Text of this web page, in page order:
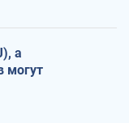
а
могут